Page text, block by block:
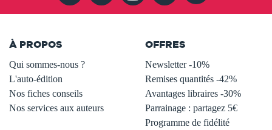
À PROPOS
Qui sommes-nous ?
L'auto-édition
Nos fiches conseils
Nos services aux auteurs
OFFRES
Newsletter -10%
Remises quantités -42%
Avantages libraires -30%
Parrainage : partagez 5€
Programme de fidélité